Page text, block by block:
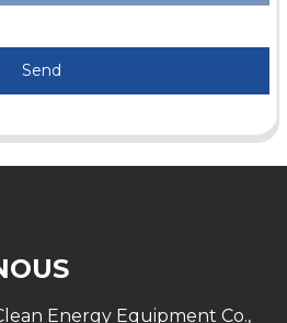
Send
Energy Equipment Co.,